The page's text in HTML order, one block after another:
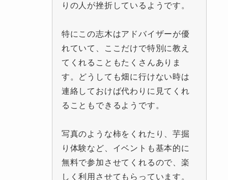
りの人が挫折しているようです。
特にこの志木はアドバイザーが優
れていて、ここだけで特別に教え
てくれることもたくさんありま
す。どうしても畑に行けない時は
連絡しておけば代わりに見てくれ
ることもできるようです。
写真のような柿をくれたり、芋掘
り体験など、イベントも基本的に
無料で参加させてくれるので、楽
しく利用させてもらっています。